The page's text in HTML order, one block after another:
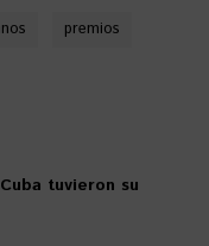
premios
tuvieron su